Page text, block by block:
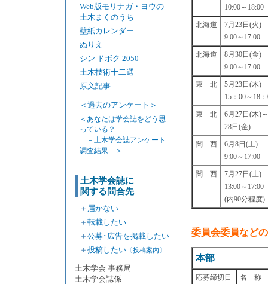
Web版モリナガ・ヨウの
土木まくのうち
壁紙カレンダー
ぬりえ
シン ドボク 2050
土木技術十二選
原文記事
＜過去のアンケート＞
＜あなたは学会誌をどう思
っている？
－土木学会誌アンケート
調査結果－＞
土木学会誌に
関する問合先
＋ 届かない
＋ 転載したい
＋ 公募･広告を掲載したい
＋ 投稿したい 〔投稿案内〕
土木学会 事務局
土木学会誌係
10:00～18:00
北海道
7月23日(火)
9:00～17:00
北海道
8月30日(金)
9:00～17:00
東 北
5月23日(木)
15：00～18
東 北
6月27日(木)～
28日(金)
関 西
6月8日(土)
9:00～17:00
関 西
7月27日(土)
13:00～17:00
(内90分程度)
委員会委員など
本部
応募締切日 名 称